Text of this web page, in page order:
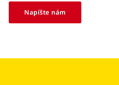
Napíšte nám